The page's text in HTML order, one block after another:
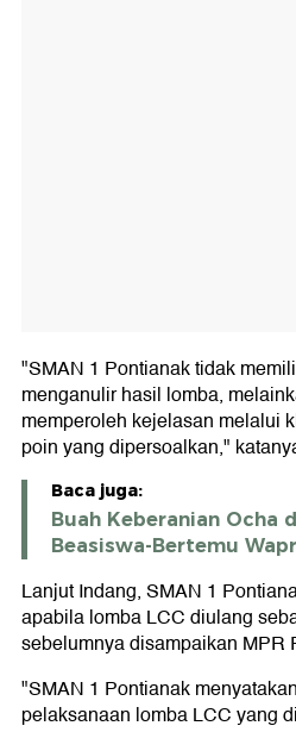
"SMAN 1 Pontianak tidak
menganulir hasil lomba,
memperoleh kejelasan melalui
poin yang dipersoalkan,"
Baca juga:
Buah Keberanian Ocha
Beasiswa-Bertemu
Lanjut Indang, SMAN 1
apabila lomba LCC diulang
sebelumnya disampaikan MPR
"SMAN 1 Pontianak
pelaksanaan lomba LCC yang